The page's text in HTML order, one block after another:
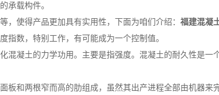
承载构件。
，使得产品更加具有实用性，下面为咱们介绍： 福建混凝
指数，特别工作，有可能成为一个控制值。
混凝土的力学功用。主要是指强度。混凝土的耐久性是一
板和两根窄而高的肋组成，虽然其出产进程全部由机器来